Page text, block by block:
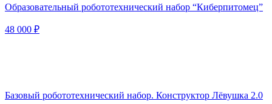
Образовательный робототехнический набор “Киберпитомец”
48 000 ₽
Базовый робототехнический набор. Конструктор Лёвушка 2.0